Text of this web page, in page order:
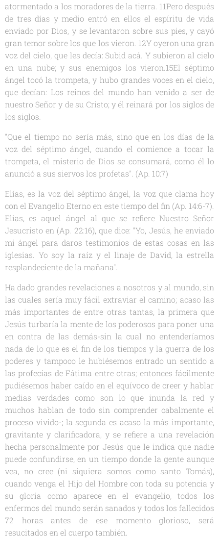
atormentado a los moradores de la tierra. 11Pero después
de tres días y medio entró en ellos el espíritu de vida
enviado por Dios, y se levantaron sobre sus pies, y cayó
gran temor sobre los que los vieron. 12Y oyeron una gran
voz del cielo, que les decía: Subid acá. Y subieron al cielo
en una nube; y sus enemigos los vieron.15El séptimo
ángel tocó la trompeta, y hubo grandes voces en el cielo,
que decían: Los reinos del mundo han venido a ser de
nuestro Señor y de su Cristo; y él reinará por los siglos de
los siglos.
"Que el tiempo no sería más, sino que en los días de la
voz del séptimo ángel, cuando el comience a tocar la
trompeta, el misterio de Dios se consumará, como él lo
anunció a sus siervos los profetas". (Ap. 10:7)
Elías, es la voz del séptimo ángel, la voz que clama hoy
con el Evangelio Eterno en este tiempo del fin (Ap. 14:6-7).
Elías, es aquel ángel al que se refiere Nuestro Señor
Jesucristo en (Ap. 22:16), que dice: "Yo, Jesús, he enviado
mi ángel para daros testimonios de estas cosas en las
iglesias. Yo soy la raíz y el linaje de David, la estrella
resplandeciente de la mañana".
Ha dado grandes revelaciones a nosotros y al mundo, sin
las cuales sería muy fácil extraviar el camino; acaso las
más importantes de entre otras tantas, la primera que
Jesús turbaría la mente de los poderosos para poner una
en contra de las demás-sin la cual no entenderíamos
nada de lo que es el fin de los tiempos y la guerra de los
poderes y tampoco le hubiésemos entrado un sentido a
las profecías de Fátima entre otras; entonces fácilmente
pudiésemos haber caído en el equívoco de creer y hablar
medias verdades como son lo que inunda la red y
muchos hablan de todo sin comprender cabalmente el
proceso vivido-; la segunda es acaso la más importante,
gravitante y clarificadora, y se refiere a una revelación
hecha personalmente por Jesús que le indica que nadie
puede confundirse, en un tiempo donde la gente aunque
vea, no cree (ni siquiera somos como santo Tomás),
cuando venga el Hijo del Hombre con toda su potencia y
su gloria como aparece en el evangelio, todos los
enfermos del mundo serán sanados y todos los fallecidos
72 horas antes de ese momento glorioso, será
resucitados en el cuerpo también.